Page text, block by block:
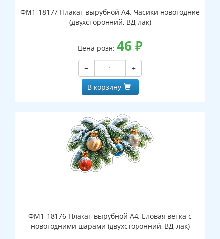
ФМ1-18177 Плакат вырубной А4. Часики новогодние
(двухсторонний, ВД-лак)
Цена розн: 46 ₽
−
+
В корзину
ФМ1-18176 Плакат вырубной А4. Еловая ветка с
новогодними шарами (двухсторонний, ВД-лак)